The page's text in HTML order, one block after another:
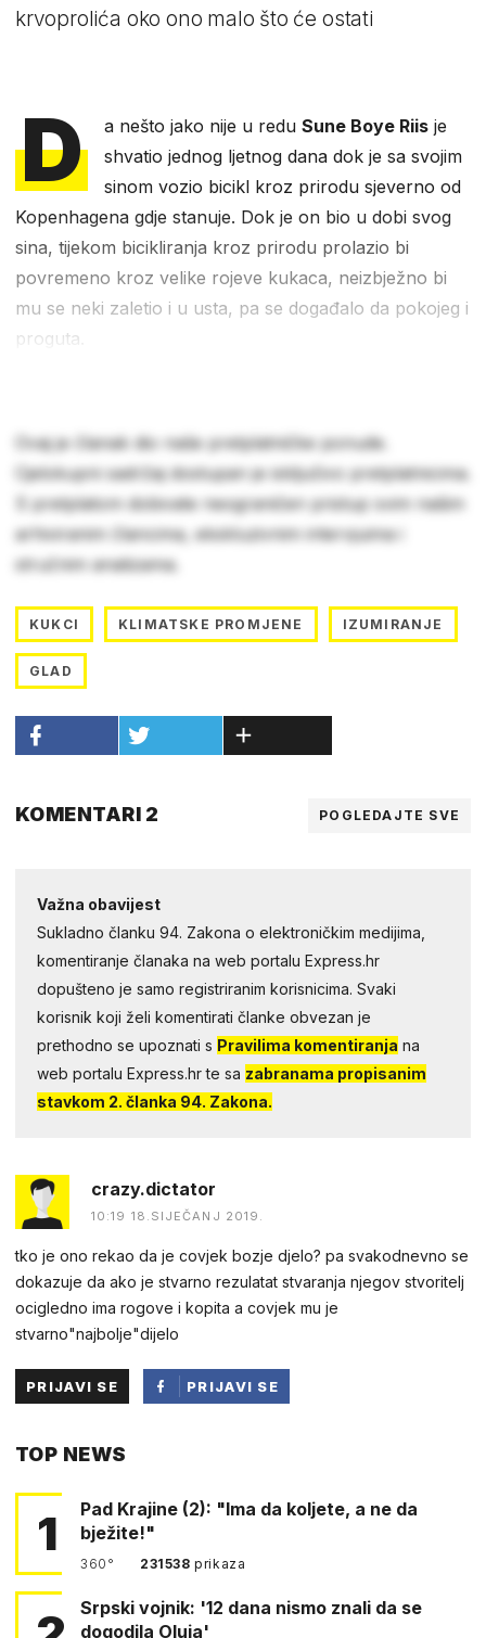
krvoprolića oko ono malo što će ostati
D a nešto jako nije u reduSune Boye Riis je
shvatio jednog ljetnog dana dok je sa svojim
sinom vozio bicikl kroz prirodu sjeverno od
Kopenhagena gdje stanuje. Dok je on bio u dobi svog
sina, tijekom bicikliranja kroz prirodu prolazio bi
povremeno kroz velike rojeve kukaca, neizbježno bi
mu se neki zaletio i u usta, pa se događalo da pokojeg i
proguta.
Ovaj je članak dio naše pretplatničke ponude.
Cjelokupni sadržaj dostupan je isključivo pretplatnicima.
S pretplatom dobivate neograničen pristup svim našim
arhiviranim člancima, ekskluzivnim intervjuima i
stručnim analizama.
KUKCI KLIMATSKE PROMJENE IZUMIRANJE
GLAD
KOMENTARI 2 POGLEDAJTE SVE
Važna obavijest
Sukladno članku 94. Zakona o elektroničkim medijima,
komentiranje članaka na web portalu Express.hr
dopušteno je samo registriranim korisnicima. Svaki
korisnik koji želi komentirati članke obvezan je
prethodno se upoznati s Pravilima komentiranja na
web portalu Express.hr te sa zabranama propisanim
stavkom 2. članka 94. Zakona.
crazy.dictator
10:19 18.SIJEČANJ 2019.
tko je ono rekao da je covjek bozje djelo? pa svakodnevno se
dokazuje da ako je stvarno rezulatat stvaranja njegov stvoritelj
ocigledno ima rogove i kopita a covjek mu je
stvarno"najbolje"dijelo
PRIJAVI SE
PRIJAVI SE
TOP NEWS
1
Pad Krajine (2): "Ima da koljete, a ne da
bježite!"
360° 231538prikaza
Srpski vojnik: '12 dana nismo znali da se
dogodila Oluja'